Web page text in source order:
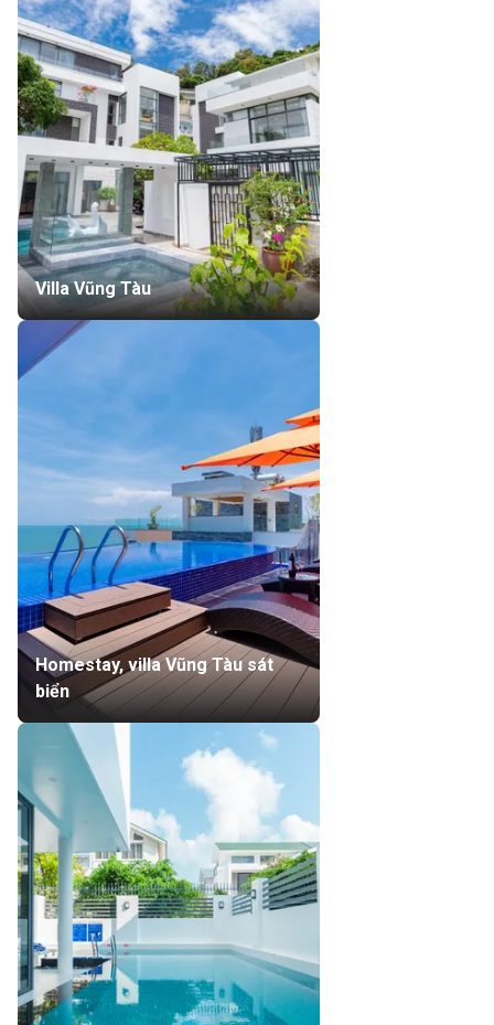
Villa Vũng Tàu
Homestay, villa Vũng Tàu sát
biển